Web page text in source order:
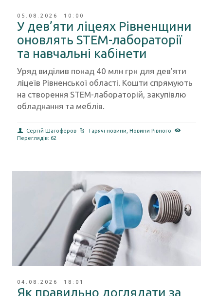
05.08.2026 10:00
У дев’яти ліцеях Рівненщини
оновлять STEM-лабораторії
та навчальні кабінети
Уряд виділив понад 40 млн грн для дев’яти
ліцеїв Рівненської області. Кошти спрямують
на створення STEM-лабораторій, закупівлю
обладнання та меблів.
Сергій Шагоферов
04.08.2026 18:01